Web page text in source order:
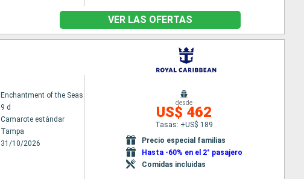
VER LAS OFERTAS
Enchantment of the Seas
9 d
Camarote estándar
Tampa
31/10/2026
desde
US$ 462
Tasas: +US$ 189
Precio especial familias
Hasta -60% en el 2° pasajero
Comidas incluidas